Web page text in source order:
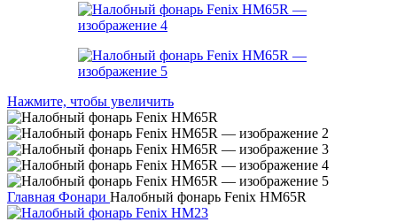
Нажмите, чтобы увеличить
Главная Фонари Налобный фонарь Fenix HM65R